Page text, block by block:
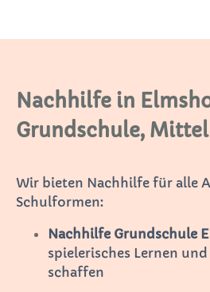
Nachhilfe in
Grundschule,
Wir bieten Nachhilfe für alle
Schulformen:
Nachhilfe Grundschule
spielerisches Lernen
schaffen